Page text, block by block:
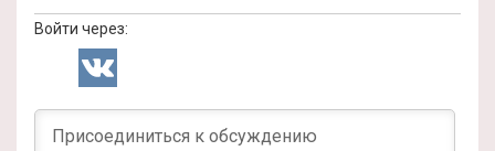
Войти через: